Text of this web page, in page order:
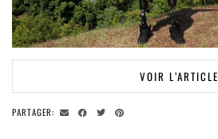
VOIR L’ARTICLE
PARTAGER: